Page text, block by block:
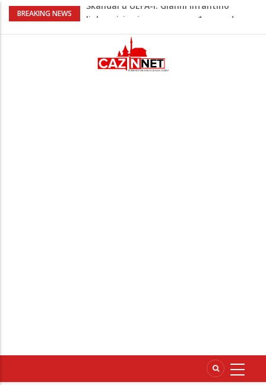
BREAKING NEWS
ljubavnici osigurao unapređeno radno
Kuhar otkrio kako pripremiti jaja
savršenog okusa bez korištenja tave
Stvari koje su djeca 80-ih radila bez